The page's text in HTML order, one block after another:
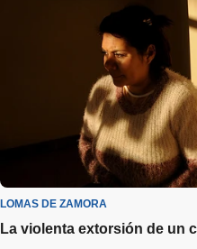
LOMAS DE ZAMORA
La violenta extorsión de un